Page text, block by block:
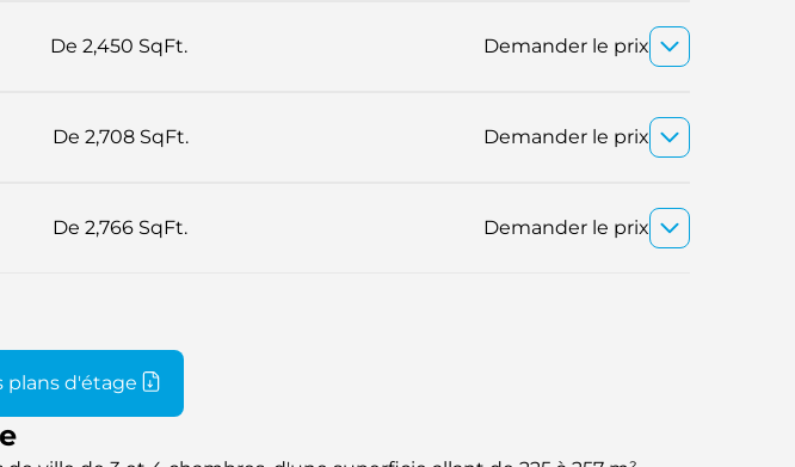
De 2,450 SqFt. Demander le prix
De 2,708 SqFt. Demander le prix
De 2,766 SqFt. Demander le prix
plans d'étage